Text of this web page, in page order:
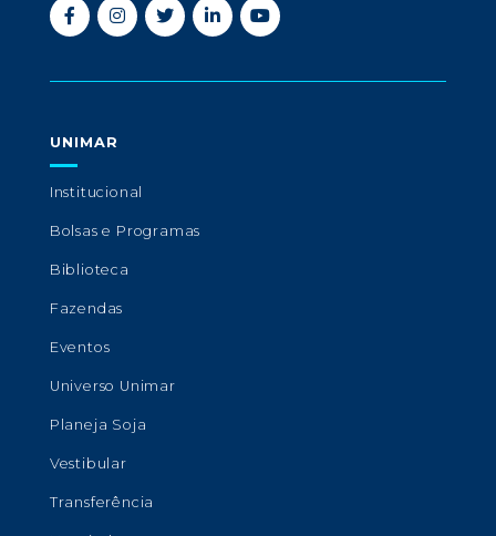
UNIMAR
Institucional
Bolsas e Programas
Biblioteca
Fazendas
Eventos
Universo Unimar
Planeja Soja
Vestibular
Transferência